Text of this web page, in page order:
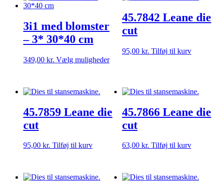
3i1 med blomster
– 3* 30*40 cm
349,00 kr. Vælg mulighederDette
varianter.
kan
vælges
45.7842 Leane die
cut
95,00 kr. Tilføj til kurv
45.7859 Leane die
cut
95,00 kr. Tilføj til kurv
45.7866 Leane die
cut
63,00 kr. Tilføj til kurv